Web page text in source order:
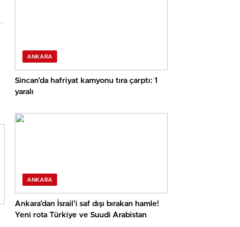
ANKARA
Sincan’da hafriyat kamyonu tıra çarptı: 1
yaralı
ANKARA
Ankara’dan İsrail’i saf dışı bırakan hamle!
Yeni rota Türkiye ve Suudi Arabistan